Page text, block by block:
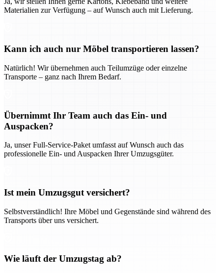
Materialien zur Verfügung – auf Wunsch auch mit Lieferung.
Kann ich auch nur Möbel transportieren lassen?
Natürlich! Wir übernehmen auch Teilumzüge oder einzelne
Transporte – ganz nach Ihrem Bedarf.
Übernimmt Ihr Team auch das Ein- und
Auspacken?
Ja, unser Full-Service-Paket umfasst auf Wunsch auch das
professionelle Ein- und Auspacken Ihrer Umzugsgüter.
Ist mein Umzugsgut versichert?
Selbstverständlich! Ihre Möbel und Gegenstände sind während des
Transports über uns versichert.
Wie läuft der Umzugstag ab?